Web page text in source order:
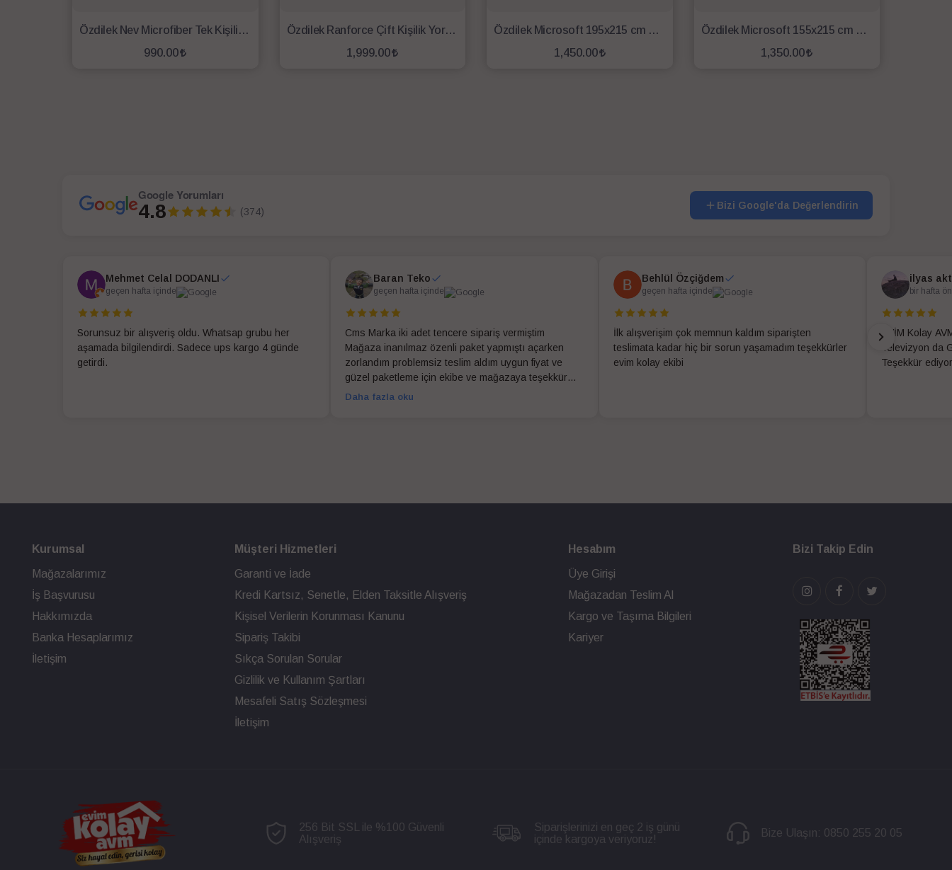
Özdilek Nev Microfiber Tek Kişilik Yorgan
990.00
Özdilek Ranforce Çift Kişilik Yorgan 195x215 Beyaz
1,999.00
Özdilek Microsoft 195x215 cm Çift Kişilik Yorgan - Beyaz
1,450.00
Özdilek Microsoft 155x215 cm Tek Kişilik Yorgan - Beyaz
1,350.00
Google Yorumları
4.8 (374)
Bizi Google'da Değerlendirin
Mehmet Celal DODANLI
geçen hafta içinde
Sorunsuz bir alışveriş oldu. Whatsap grubu her
aşamada bilgilendirdi. Sadece ups kargo 4 günde
getirdi.
Baran Teko
geçen hafta içinde
Cms Marka iki adet tencere sipariş vermiştim
Mağaza inanılmaz özenli paket yapmıştı açarken
zorlandım problemsiz teslim aldım uygun fiyat ve
güzel paketleme için ekibe ve mağazaya teşekkür
ederim
Daha fazla oku
Behlül Özçiğdem
geçen hafta içinde
İlk alışverişim çok memnun kaldım siparişten
teslimata kadar hiç bir sorun yaşamadım teşekkürler
evim kolay ekibi
ilyas
bir hafta
EVİM Kolay
Televizyon da
Teşekkür
Kurumsal
Mağazalarımız
İş Başvurusu
Hakkımızda
Banka Hesaplarımız
İletişim
Müşteri Hizmetleri
Garanti ve İade
Kredi Kartsız, Senetle, Elden Taksitle Alışveriş
Kişisel Verilerin Korunması Kanunu
Sipariş Takibi
Sıkça Sorulan Sorular
Gizlilik ve Kullanım Şartları
Mesafeli Satış Sözleşmesi
İletişim
Hesabım
Üye Girişi
Mağazadan Teslim Al
Kargo ve Taşıma Bilgileri
Kariyer
Bizi Takip Edin
256 Bit SSL ile %100 Güvenli
Alışveriş
Siparişlerinizi en geç 2 iş günü
içinde kargoya veriyoruz!
Bize Ulaşın: 0850 255 20 05